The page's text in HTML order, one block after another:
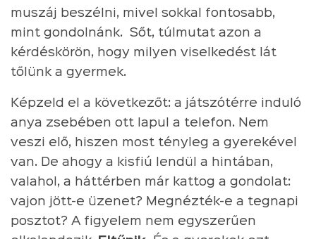
muszáj beszélni, mivel sokkal fontosabb,
mint gondolnánk. Sőt, túlmutat azon a
kérdéskörön, hogy milyen viselkedést lát
tőlünk a gyermek.
Képzeld el a következőt: a játszótérre induló
anya zsebében ott lapul a telefon. Nem
veszi elő, hiszen most tényleg a gyerekével
van. De ahogy a kisfiú lendül a hintában,
valahol, a háttérben már kattog a gondolat:
vajon jött-e üzenet? Megnézték-e a tegnapi
posztot? A figyelem nem egyszerűen